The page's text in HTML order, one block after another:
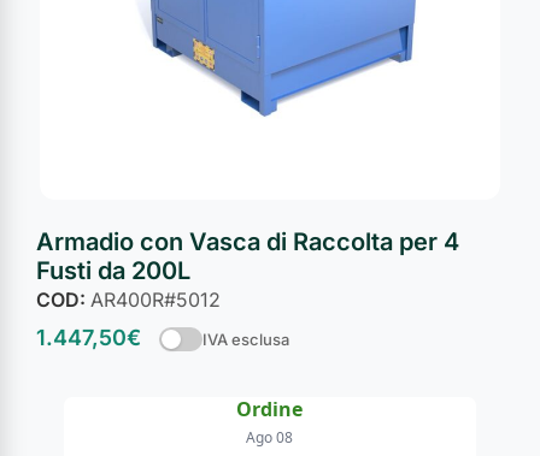
Armadio con Vasca di Raccolta per 4
Fusti da 200L
COD: AR400R#5012
1.447,50€ IVA esclusa
Ordine
Ago 08